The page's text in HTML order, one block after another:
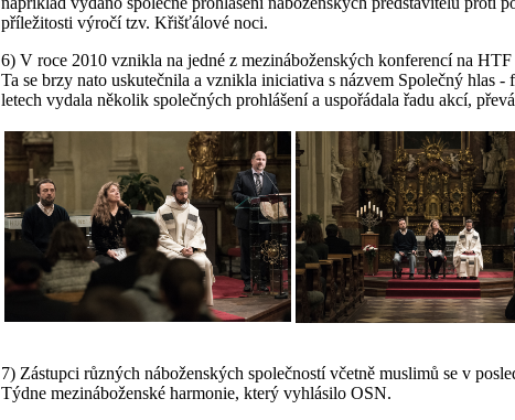
příležitosti výročí tzv. Křišťálové noci.
6) V roce 2010 vznikla na jedné z mezináboženských konferencí na
Ta se brzy nato uskutečnila a vznikla iniciativa s názvem Společný hlas
letech vydala několik společných prohlášení a uspořádala řadu akcí,
7) Zástupci různých náboženských společností včetně muslimů se v
Týdne mezináboženské harmonie, který vyhlásilo OSN.